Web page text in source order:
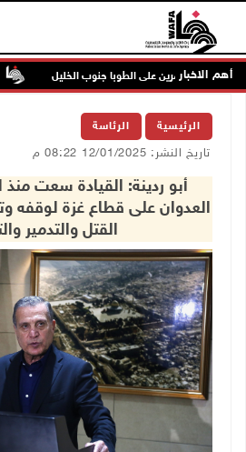
أهم الاخبارعلى الطوبا جنوب الخليل
الرئيسية الرئاسة
تاريخ النشر: 12/01/2025 08:22 م
أبو ردينة: القيادة سعت منذ
العدوان على قطاع غزة لوقفه
القتل والتدمير